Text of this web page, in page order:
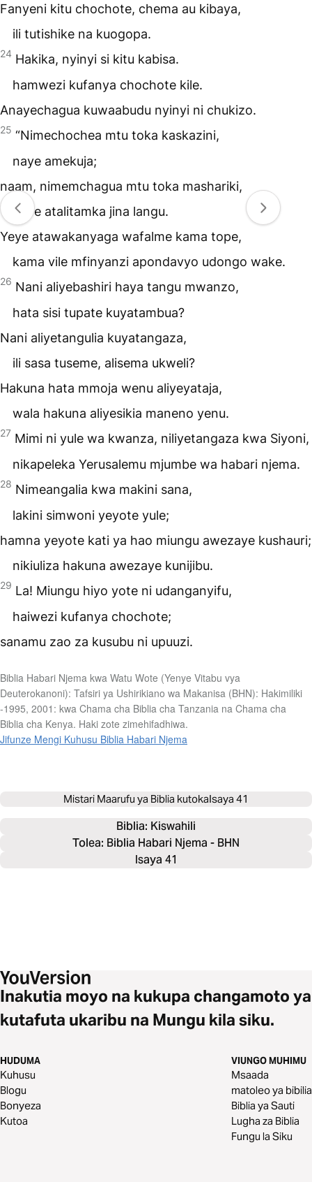
Fanyeni kitu chochote, chema au kibaya,
ili tutishike na kuogopa.
24 Hakika, nyinyi si kitu kabisa.
hamwezi kufanya chochote kile.
Anayechagua kuwaabudu nyinyi ni chukizo.
25 “Nimechochea mtu toka kaskazini,
naye amekuja;
naam, nimemchagua mtu toka mashariki,
naye atalitamka jina langu.
Yeye atawakanyaga wafalme kama tope,
kama vile mfinyanzi apondavyo udongo wake.
26 Nani aliyebashiri haya tangu mwanzo,
hata sisi tupate kuyatambua?
Nani aliyetangulia kuyatangaza,
ili sasa tuseme, alisema ukweli?
Hakuna hata mmoja wenu aliyeyataja,
wala hakuna aliyesikia maneno yenu.
27 Mimi ni yule wa kwanza, niliyetangaza kwa Siyoni,
nikapeleka Yerusalemu mjumbe wa habari njema.
28 Nimeangalia kwa makini sana,
lakini simwoni yeyote yule;
hamna yeyote kati ya hao miungu awezaye kushauri;
nikiuliza hakuna awezaye kunijibu.
29 La! Miungu hiyo yote ni udanganyifu,
haiwezi kufanya chochote;
sanamu zao za kusubu ni upuuzi.
Biblia Habari Njema kwa Watu Wote (Yenye Vitabu vya
Deuterokanoni): Tafsiri ya Ushirikiano wa Makanisa (BHN): Hakimiliki
-1995, 2001: kwa Chama cha Biblia cha Tanzania na Chama cha
Biblia cha Kenya. Haki zote zimehifadhiwa.
Jifunze Mengi Kuhusu Biblia Habari Njema
Mistari Maarufu ya Biblia kutokaIsaya 41
Biblia: Kiswahili
Tolea: Biblia Habari Njema - BHN
Isaya 41
Inakutia moyo na kukupa changamoto ya
kutafuta ukaribu na Mungu kila siku.
HUDUMA
Kuhusu
Blogu
Bonyeza
Kutoa
VIUNGO MUHIMU
Msaada
matoleo ya bibilia
Biblia ya Sauti
Lugha za Biblia
Fungu la Siku